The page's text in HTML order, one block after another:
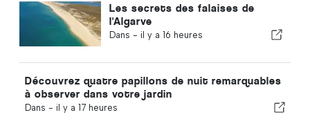
Les secrets des falaises de
l'Algarve
Dans - il y a 16 heures
Découvrez quatre papillons de nuit remarquables
à observer dans votre jardin
Dans - il y a 17 heures